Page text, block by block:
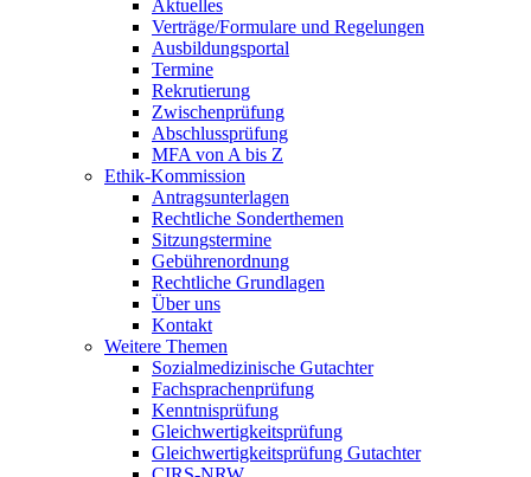
Aktuelles
Verträge/Formulare und Regelungen
Ausbildungsportal
Termine
Rekrutierung
Zwischenprüfung
Abschlussprüfung
MFA von A bis Z
Ethik-Kommission
Antragsunterlagen
Rechtliche Sonderthemen
Sitzungstermine
Gebührenordnung
Rechtliche Grundlagen
Über uns
Kontakt
Weitere Themen
Sozialmedizinische Gutachter
Fachsprachenprüfung
Kenntnisprüfung
Gleichwertigkeitsprüfung
Gleichwertigkeitsprüfung Gutachter